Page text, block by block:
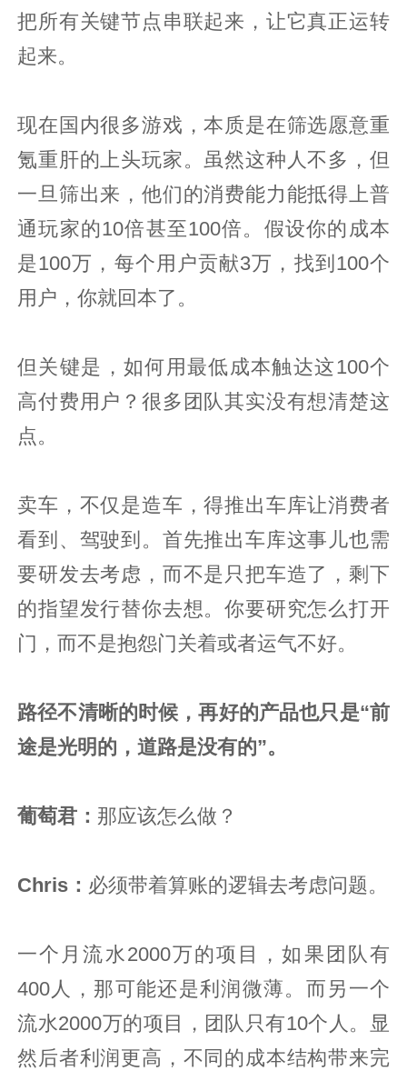
把所有关键节点串联起来，让它真正运转
起来。
现在国内很多游戏，本质是在筛选愿意重
氪重肝的上头玩家。虽然这种人不多，但
一旦筛出来，他们的消费能力能抵得上普
通玩家的10倍甚至100倍。假设你的成本
是100万，每个用户贡献3万，找到100个
用户，你就回本了。
但关键是，如何用最低成本触达这100个
高付费用户？很多团队其实没有想清楚这
点。
卖车，不仅是造车，得推出车库让消费者
看到、驾驶到。首先推出车库这事儿也需
要研发去考虑，而不是只把车造了，剩下
的指望发行替你去想。你要研究怎么打开
门，而不是抱怨门关着或者运气不好。
路径不清晰的时候，再好的产品也只是“前
途是光明的，道路是没有的”。
葡萄君 ： 那应该怎么做？
Chris： 必须带着算账的逻辑去考虑问题。
一个月流水2000万的项目，如果团队有
400人，那可能还是利润微薄。而另一个
流水2000万的项目，团队只有10个人。显
然后者利润更高，不同的成本结构带来完